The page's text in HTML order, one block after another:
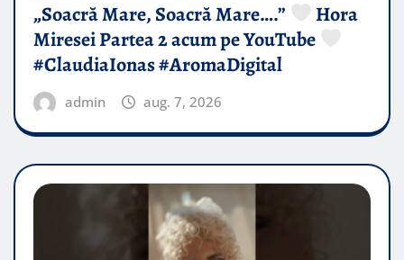
„Soacră Mare, Soacră Mare….”
Hora
Miresei Partea 2 acum pe YouTube
#ClaudiaIonas #AromaDigital
admin aug. 7, 2026